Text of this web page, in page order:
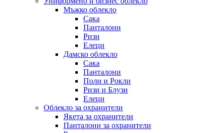
Мъжко облекло
Сака
Панталони
Ризи
Елеци
Дамско облекло
Сака
Панталони
Поли и Рокли
Ризи и Блузи
Елеци
Облекло за охранители
Якета за охранители
Панталони за охранители